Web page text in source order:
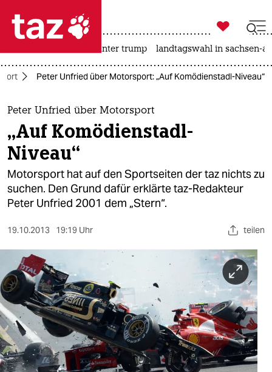
 taz zahl ich
taz zahl ich
themen
politik
öko
gesellschaft
sport
berlin
nord
wahrheit
verlag

taz zahl ich
usa unter trump landtagswahl in sachsen-
Peter Unfried über Motorsport: „Auf Komödienstadl-Niveau“
Peter Unfried über Motorsport
„Auf Komödienstadl-
Niveau“
Motorsport hat auf den Sportseiten der taz nichts zu
suchen. Den Grund dafür erklärte taz-Redakteur
Peter Unfried 2001 dem „Stern“.
19.10.2013 19:19 Uhr teilen